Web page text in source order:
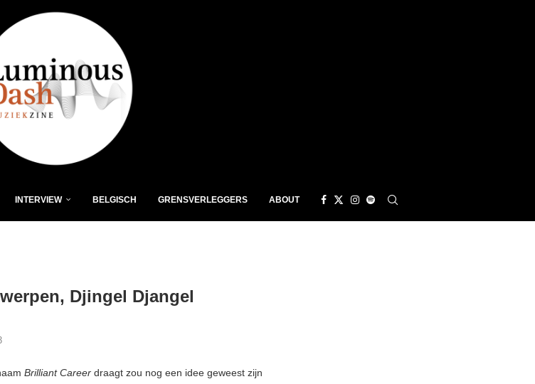
INTERVIEW BELGISCH GRENSVERLEGGERS ABOUT
Djingel Djangel
Brilliant Career draagt zou nog een idee geweest zijn